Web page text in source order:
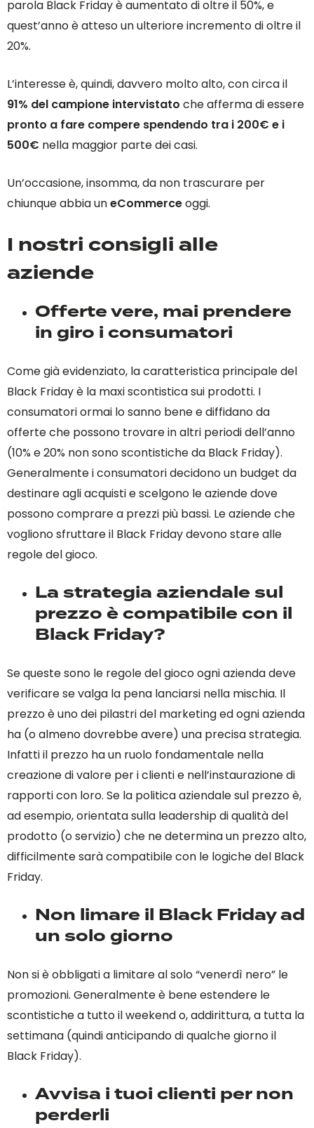
parola Black Friday è aumentato di oltre il 50%, e
quest’anno è atteso un ulteriore incremento di oltre il
20%.
L’interesse è, quindi, davvero molto alto, con circa il
91% del campione intervistato che afferma di essere
pronto a fare compere spendendo tra i 200€ e i
500€ nella maggior parte dei casi.
Un’occasione, insomma, da non trascurare per
chiunque abbia uneCommerceoggi.
I nostri consigli alle
aziende
Offerte vere, mai prendere
in giro i consumatori
Come già evidenziato, la caratteristica principale del
Black Friday è la maxi scontistica sui prodotti. I
consumatori ormai lo sanno bene e diffidano da
offerte che possono trovare in altri periodi dell’anno
(10% e 20% non sono scontistiche da Black Friday).
Generalmente i consumatori decidono un budget da
destinare agli acquisti e scelgono le aziende dove
possono comprare a prezzi più bassi. Le aziende che
vogliono sfruttare il Black Friday devono stare alle
regole del gioco.
La strategia aziendale sul
prezzo è compatibile con il
Black Friday?
Se queste sono le regole del gioco ogni azienda deve
verificare se valga la pena lanciarsi nella mischia. Il
prezzo è uno dei pilastri del marketing ed ogni azienda
ha (o almeno dovrebbe avere) una precisa strategia.
Infatti il prezzo ha un ruolo fondamentale nella
creazione di valore per i clienti e nell’instaurazione di
rapporti con loro. Se la politica aziendale sul prezzo è,
ad esempio, orientata sulla leadership di qualità del
prodotto (o servizio) che ne determina un prezzo alto,
difficilmente sarà compatibile con le logiche del Black
Friday.
Non limare il Black Friday ad
un solo giorno
Non si è obbligati a limitare al solo “venerdì nero” le
promozioni. Generalmente è bene estendere le
scontistiche a tutto il weekend o, addirittura, a tutta la
settimana (quindi anticipando di qualche giorno il
Black Friday).
Avvisa i tuoi clienti per non
perderli